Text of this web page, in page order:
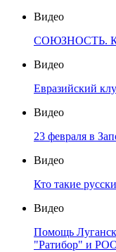
Видео
СОЮЗНОСТЬ. К
Видео
Евразийский
Видео
23 февраля в
Видео
Кто такие
Видео
Помощь
"Ратибор" и РОО